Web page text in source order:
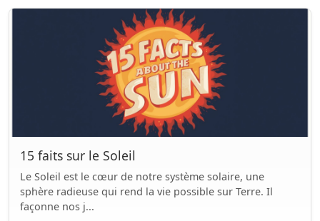
15 faits sur le Soleil
Le Soleil est le cœur de notre système solaire, une
sphère radieuse qui rend la vie possible sur Terre. Il
façonne nos j...